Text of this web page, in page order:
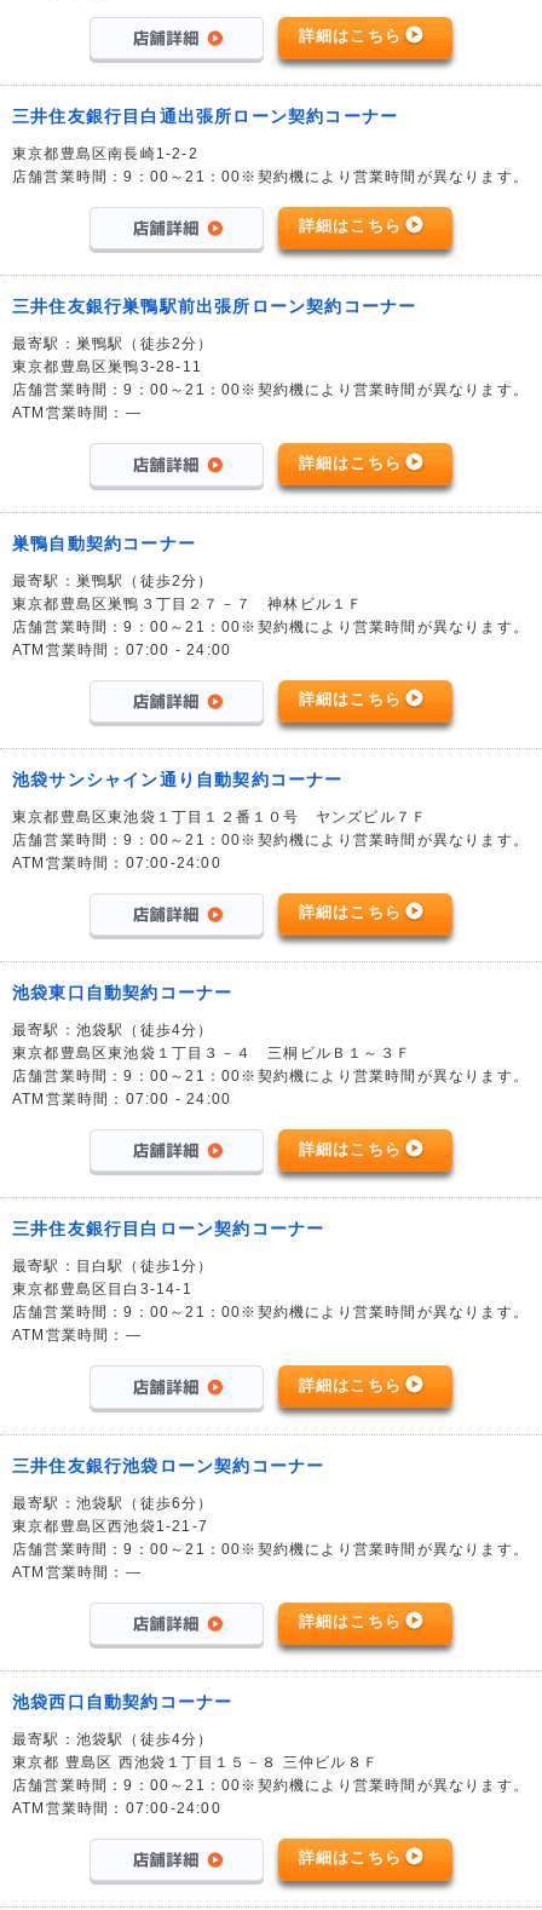
詳細はこちら
三井住友銀行目白通出張所ローン契約コーナー
東京都豊島区南長崎1-2-2
店舗営業時間：9：00～21：00※契約機により営業時間が異なります。
詳細はこちら
三井住友銀行巣鴨駅前出張所ローン契約コーナー
最寄駅：巣鴨駅（徒歩2分）
東京都豊島区巣鴨3-28-11
店舗営業時間：9：00～21：00※契約機により営業時間が異なります。
ATM営業時間：―
詳細はこちら
巣鴨自動契約コーナー
最寄駅：巣鴨駅（徒歩2分）
東京都豊島区巣鴨３丁目２７－７ 神林ビル１Ｆ
店舗営業時間：9：00～21：00※契約機により営業時間が異なります。
ATM営業時間：07:00 - 24:00
詳細はこちら
池袋サンシャイン通り自動契約コーナー
東京都豊島区東池袋１丁目１２番１０号 ヤンズビル７Ｆ
店舗営業時間：9：00～21：00※契約機により営業時間が異なります。
ATM営業時間：07:00-24:00
詳細はこちら
池袋東口自動契約コーナー
最寄駅：池袋駅（徒歩4分）
東京都豊島区東池袋１丁目３－４ 三桐ビルＢ１～３Ｆ
店舗営業時間：9：00～21：00※契約機により営業時間が異なります。
ATM営業時間：07:00 - 24:00
詳細はこちら
三井住友銀行目白ローン契約コーナー
最寄駅：目白駅（徒歩1分）
東京都豊島区目白3-14-1
店舗営業時間：9：00～21：00※契約機により営業時間が異なります。
ATM営業時間：―
詳細はこちら
三井住友銀行池袋ローン契約コーナー
最寄駅：池袋駅（徒歩6分）
東京都豊島区西池袋1-21-7
店舗営業時間：9：00～21：00※契約機により営業時間が異なります。
ATM営業時間：―
詳細はこちら
池袋西口自動契約コーナー
最寄駅：池袋駅（徒歩4分）
東京都 豊島区 西池袋１丁目１５－８ 三仲ビル８Ｆ
店舗営業時間：9：00～21：00※契約機により営業時間が異なります。
ATM営業時間：07:00-24:00
詳細はこちら